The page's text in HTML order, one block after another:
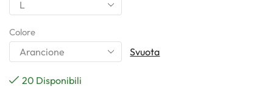
Colore
Svuota
20 Disponibili